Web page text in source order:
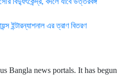
ইন্টারন্যাশনাল এর ত্রাণ বিতরণ
Bangla news portals. It has begun